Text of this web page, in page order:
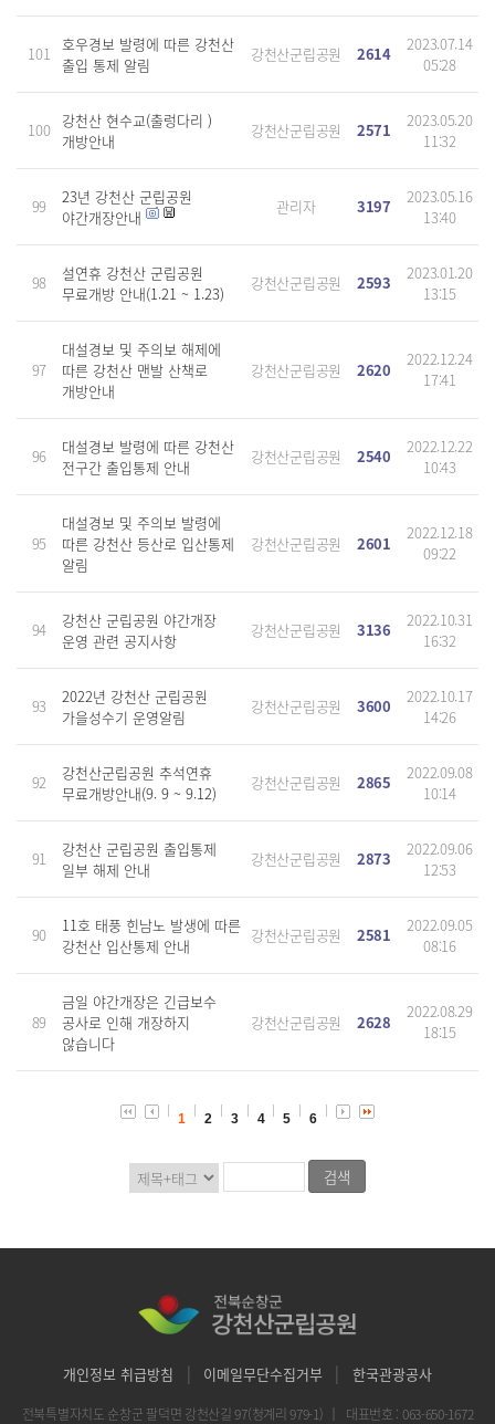
101 호우경보 발령에 따른 강천산
출입 통제 알림
강천산군립공원 2614
2023.07.14
05:28
100
강천산 현수교(출렁다리 )
개방안내
강천산군립공원 2571
2023.05.20
11:32
99
23년 강천산 군립공원
야간개장안내
관리자 3197
2023.05.16
13:40
98
설연휴 강천산 군립공원
무료개방 안내(1.21 ~ 1.23)
강천산군립공원 2593
2023.01.20
13:15
97
대설경보 및 주의보 해제에
따른 강천산 맨발 산책로
개방안내
강천산군립공원 2620
2022.12.24
17:41
96
대설경보 발령에 따른 강천산
전구간 출입통제 안내
강천산군립공원 2540
2022.12.22
10:43
95
대설경보 및 주의보 발령에
따른 강천산 등산로 입산통제
알림
강천산군립공원 2601
2022.12.18
09:22
94
강천산 군립공원 야간개장
운영 관련 공지사항
강천산군립공원 3136
2022.10.31
16:32
93
2022년 강천산 군립공원
가을성수기 운영알림
강천산군립공원 3600
2022.10.17
14:26
92
강천산군립공원 추석연휴
무료개방안내(9. 9 ~ 9.12)
강천산군립공원 2865
2022.09.08
10:14
91
강천산 군립공원 출입통제
일부 해제 안내
강천산군립공원 2873
2022.09.06
12:53
90
11호 태풍 힌남노 발생에 따른
강천산 입산통제 안내
강천산군립공원 2581
2022.09.05
08:16
89
금일 야간개장은 긴급보수
공사로 인해 개장하지
않습니다
강천산군립공원 2628
2022.08.29
18:15
1 2 3 4 5 6
개인정보 취급방침 | 이메일무단수집거부 | 한국관광공사
전북특별자치도 순창군 팔덕면 강천산길 97(청계리 979-1) ｜ 대표번호 : 063-650-1672